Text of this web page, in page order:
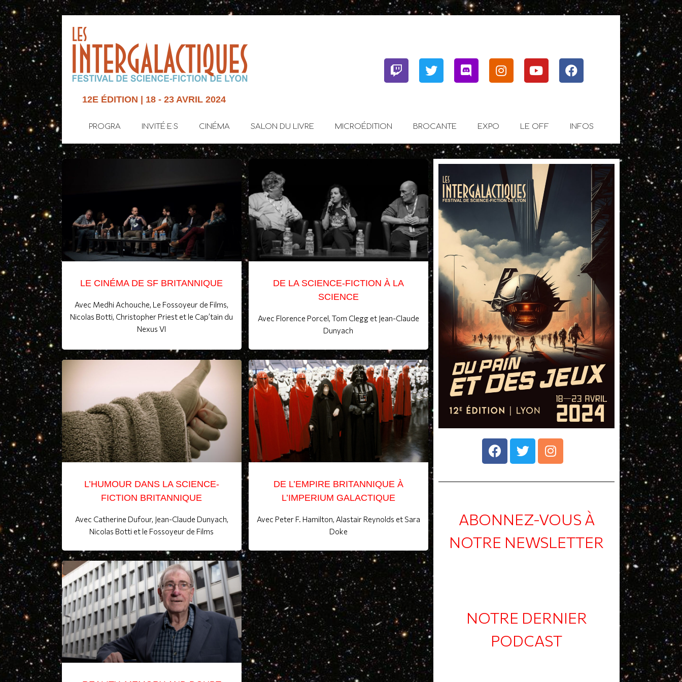
12E ÉDITION | 18 - 23 AVRIL 2024
Facebook
PROGRA INVITÉ·E·S CINÉMA SALON DU LIVRE MICROÉDITION BROCANTE EXPO LE OFF INFOS
LE CINÉMA DE SF BRITANNIQUE
Avec Medhi Achouche, Le Fossoyeur de Films,
Nicolas Botti, Christopher Priest et le Cap’tain du
Nexus VI
DE LA SCIENCE-FICTION À LA
SCIENCE
Avec Florence Porcel, Tom Clegg et Jean-Claude
Dunyach
L’HUMOUR DANS LA SCIENCE-
FICTION BRITANNIQUE
Avec Catherine Dufour, Jean-Claude Dunyach,
Nicolas Botti et le Fossoyeur de Films
DE L’EMPIRE BRITANNIQUE À
L’IMPERIUM GALACTIQUE
Avec Peter F. Hamilton, Alastair Reynolds et Sara
Doke
Facebook
TwitterInstagram
ABONNEZ-VOUS À
NOTRE NEWSLETTER
NOTRE DERNIER
PODCAST